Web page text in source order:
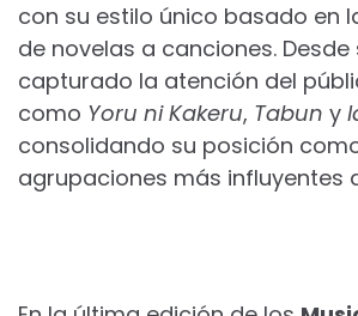
con su estilo único basado en
de novelas a canciones.
capturado la atención del
como Yoru ni Kakeru, Tabun y
consolidando su posición
agrupaciones más influyentes